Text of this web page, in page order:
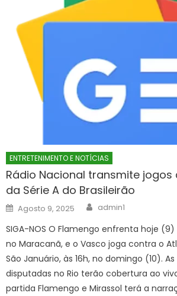
ENTRETENIMENTO E NOTÍCIAS
Rádio Nacional transmite jogos
da Série A do Brasileirão
Posted
on
Agosto 9, 2025 Author
admin1
SIGA-NOS O Flamengo enfrenta hoje (9)
no Maracanã, e o Vasco joga contra o
São Januário, às 16h, no domingo (10).
disputadas no Rio terão cobertura ao
partida Flamengo e Mirassol terá a